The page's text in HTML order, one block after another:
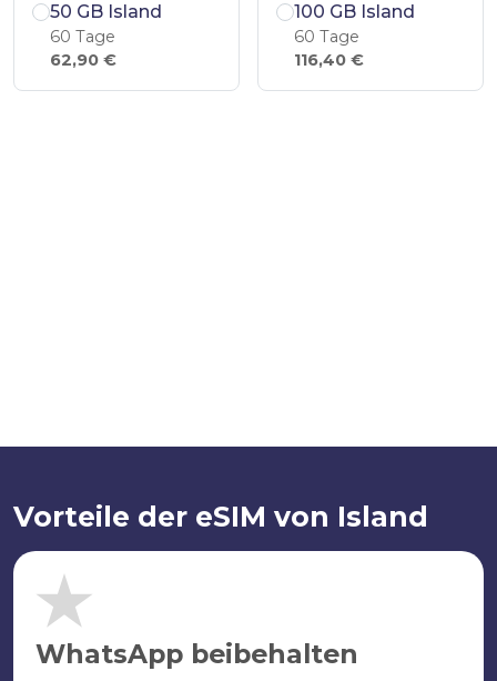
50 GB Island
60 Tage
62,90 €
100 GB Island
60 Tage
116,40 €
Vorteile der eSIM von Island
WhatsApp beibehalten